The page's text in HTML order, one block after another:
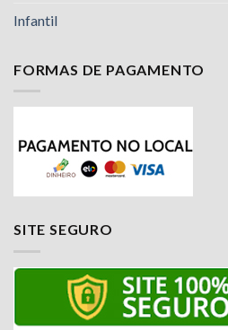
Infantil
FORMAS DE PAGAMENTO
SITE SEGURO